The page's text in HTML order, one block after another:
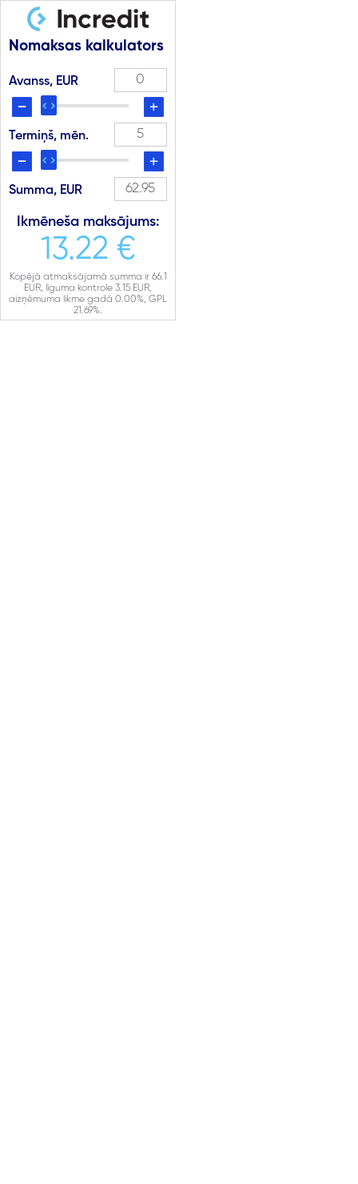
Nomaksas kalkulators
Avanss, EUR
Termiņš, mēn.
Summa, EUR
Ikmēneša maksājums:
13.22 €
Kopējā atmaksājamā summa ir 66.1
EUR, līguma kontrole 3.15 EUR,
aizņēmuma likme gadā 0.00%, GPL
21.69%.